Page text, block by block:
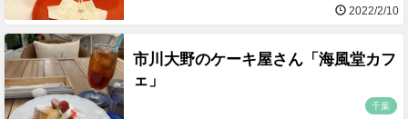
2022/2/10
市川大野のケーキ屋さん「海風堂カフ
ェ」
千葉